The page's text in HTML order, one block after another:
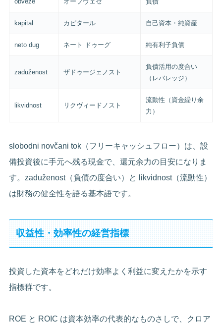
kapital カピタール 自己資本・純資産
neto dug ネート ドゥーグ 純有利子負債
zaduženost ザドゥージェノスト
負債活用の度合い
（レバレッジ）
likvidnost リクヴィードノスト
流動性（資金繰り余
力）
slobodni novčani tok（フリーキャッシュフロー）は、設
備投資後に手元へ残る現金で、還元余力の目安になりま
す。zaduženost（負債の度合い）と likvidnost（流動性）
は財務の健全性を語る基本語です。
収益性・効率性の経営指標
投資した資本をどれだけ効率よく利益に変えたかを示す
指標群です。
ROE と ROIC は資本効率の代表的なものさしで、クロア